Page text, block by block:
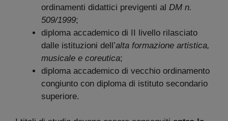
ordinamenti didattici previgenti al DM n.
509/1999;
diploma accademico di II livello rilasciato
dalle istituzioni dell’alta formazione artistica,
musicale e coreutica;
diploma accademico di vecchio ordinamento
congiunto con diploma di istituto secondario
superiore.